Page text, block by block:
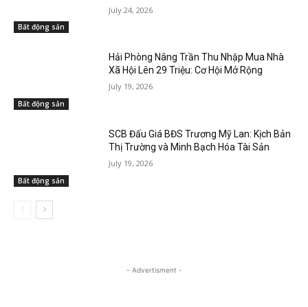
Bất động sản
July 24, 2026
Bất động sản
Hải Phòng Nâng Trần Thu Nhập Mua Nhà
Xã Hội Lên 29 Triệu: Cơ Hội Mở Rộng
July 19, 2026
Bất động sản
SCB Đấu Giá BĐS Trương Mỹ Lan: Kịch Bản
Thị Trường và Minh Bạch Hóa Tài Sản
July 19, 2026
- Advertisment -